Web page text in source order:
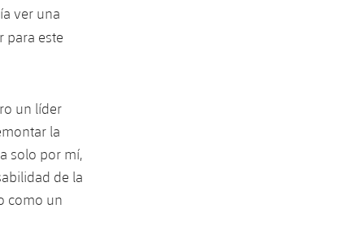
ver una
para este
un líder
la
solo por mí,
de la
como un